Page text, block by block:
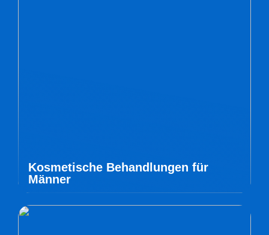
Kosmetische Behandlungen für
Männer